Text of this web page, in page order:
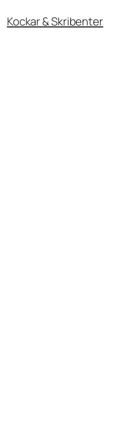
Kockar & Skribenter